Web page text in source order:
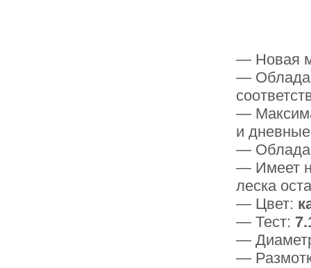
— Новая
—
—
и
—
— Имеет
леска
— Цвет:
— Тест:
—
—